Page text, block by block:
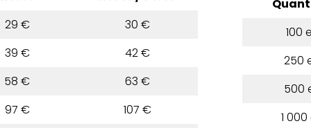
29 €
30 €
39 €
42 €
58 €
63 €
97 €
107 €
100
250
500
1 000